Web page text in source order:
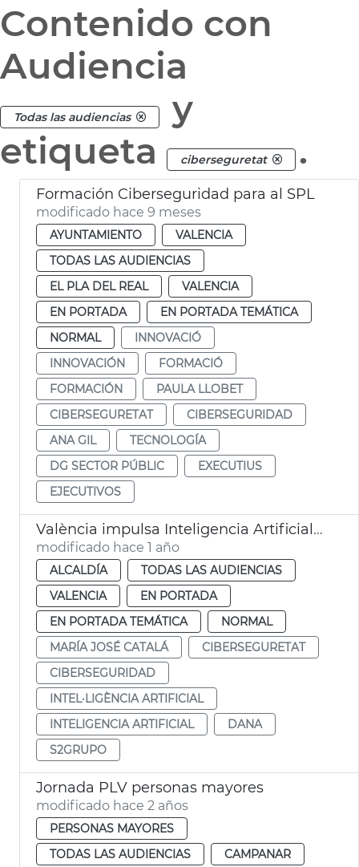
Contenido con
Audiencia
Todas las audiencias
y
etiqueta
ciberseguretat .
Formación Ciberseguridad para al SPL
modificado hace 9 meses
AYUNTAMIENTO
VALENCIA
TODAS LAS AUDIENCIAS
EL PLA DEL REAL
VALENCIA
EN PORTADA
EN PORTADA TEMÁTICA
NORMAL
INNOVACIÓ
INNOVACIÓN
FORMACIÓ
FORMACIÓN
PAULA LLOBET
CIBERSEGURETAT
CIBERSEGURIDAD
ANA GIL
TECNOLOGÍA
DG SECTOR PÚBLIC
EXECUTIUS
EJECUTIVOS
València impulsa Inteligencia Artificial en prevención de catástrofes naturales
modificado hace 1 año
ALCALDÍA
TODAS LAS AUDIENCIAS
VALENCIA
EN PORTADA
EN PORTADA TEMÁTICA
NORMAL
MARÍA JOSÉ CATALÁ
CIBERSEGURETAT
CIBERSEGURIDAD
INTEL·LIGÈNCIA ARTIFICIAL
INTELIGENCIA ARTIFICIAL
DANA
S2GRUPO
Jornada PLV personas mayores
modificado hace 2 años
PERSONAS MAYORES
TODAS LAS AUDIENCIAS
CAMPANAR